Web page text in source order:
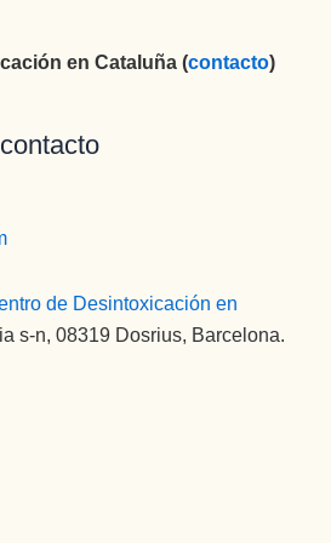
en Cataluña (contacto)
de Desintoxicación en
s-n, 08319 Dosrius, Barcelona.